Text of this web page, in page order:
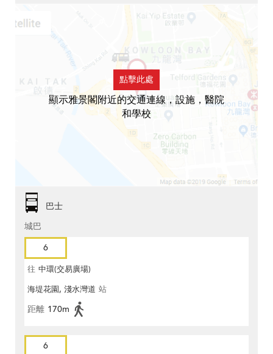
點擊此處
顯示雅景閣附近的交通連線，設施，醫院
和學校
巴士
城巴
6
往 中環(交易廣場)
海堤花園, 淺水灣道 站
距離 170m
6